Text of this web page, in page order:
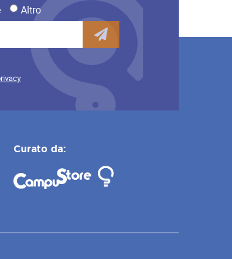
Altro
Curato da: